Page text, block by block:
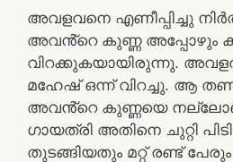
അവളവനെ എണീപ്പിച്ചു
അവൻ്റെ കുണ്ണ അപ്പോഴും
വിറക്കുകയായിരുന്നു.
മഹേഷ്‌ ഒന്ന് വിറച്ചു. ആ
അവൻ്റെ കുണ്ണയെ
ഗായത്രി അതിനെ ചുറ്റി
തുടങ്ങിയതും മറ്റ് രണ്ട് പേരും